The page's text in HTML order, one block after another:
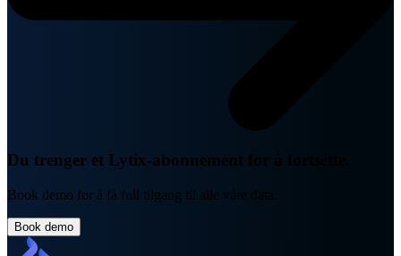
Du trenger et Lytix-abonnement for å fortsette.
Book demo for å få full tilgang til alle våre data.
Book demo